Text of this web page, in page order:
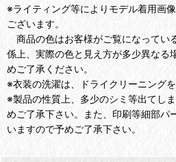
※ライティング等によりモデル着用画
ございます。
商品の色はお客様がご覧になってい
係上、実際の色と見え方が多少異なる
めご了承ください。
※衣装の洗濯は、ドライクリーニング
※製品の性質上、多少のシミ等出てし
めご了承下さい。また、印刷等細部パ
いますので予めご了承下さい。